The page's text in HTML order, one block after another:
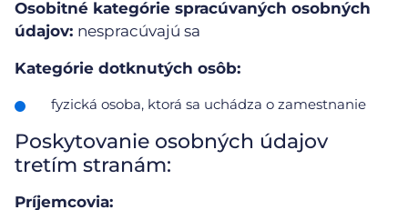
Osobitné kategórie spracúvaných osobných
údajov: nespracúvajú sa
Kategórie dotknutých osôb:
fyzická osoba, ktorá sa uchádza o zamestnanie
Poskytovanie osobných údajov
tretím stranám:
Príjemcovia: